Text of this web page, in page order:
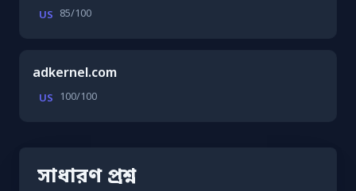
US 85/100
adkernel.com
US 100/100
সাধারণ প্রশ্ন